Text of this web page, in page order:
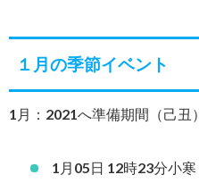
１月の季節イベント
1月：2021へ準備期間（己丑）
1月05日 12時23分小寒